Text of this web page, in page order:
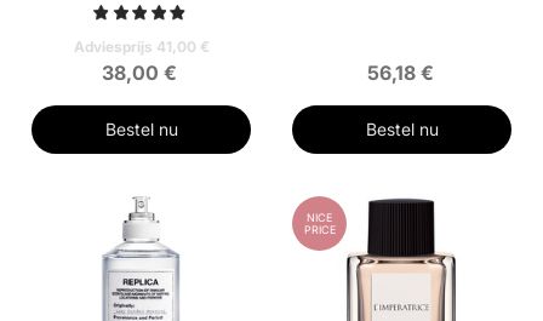
Adviesprijs 41,00 €
38,00 €
Bestel nu
56,18 €
Bestel nu
NICE
PRICE